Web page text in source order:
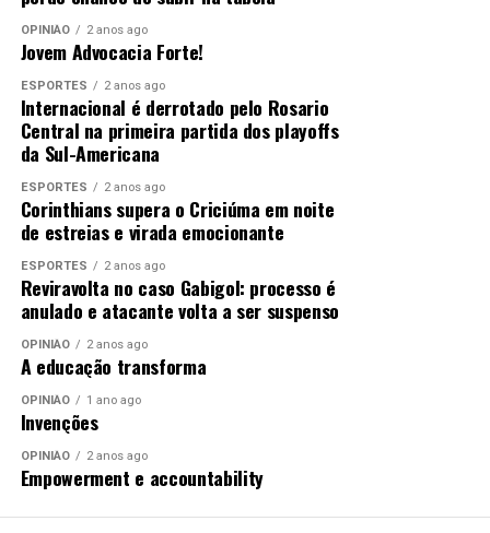
RELATED TOPICS: ABRE AUDIÊNCIA
DESTAQUE
PÚBLICA
SAUDE TESTE
UP NEXT
Boletim aponta desafios para o acompanhamento da
saúde de caminhoneiras e caminhoneiros no Brasil
DON'T MISS
Ministério da Saúde inclui segunda dose de reforço
contra poliomielite no Calendário Nacional de Vacinação
OPINIÃO 2 anos ago
Jovem Advocacia Forte!
ESPORTES 2 anos ago
Internacional é derrotado pelo Rosario
Central na primeira partida dos playoffs
da Sul-Americana
ESPORTES 2 anos ago
Corinthians supera o Criciúma em noite
de estreias e virada emocionante
ESPORTES 2 anos ago
Reviravolta no caso Gabigol: processo é
anulado e atacante volta a ser suspenso
OPINIÃO 2 anos ago
A educação transforma
OPINIÃO 1 ano ago
Invenções
OPINIÃO 2 anos ago
Empowerment e accountability